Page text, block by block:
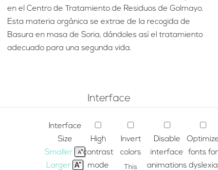
en el Centro de Tratamiento de Residuos de Golmayo.
Esta materia orgánica se extrae de la recogida de
Basura en masa de Soria, dándoles así el tratamiento
adecuado para una segunda vida.
Interface
Interface
Size
Smaller
Larger
High
contrast
mode
Invert
colors
This
Disable
interface
animations
fonts for
dyslexia